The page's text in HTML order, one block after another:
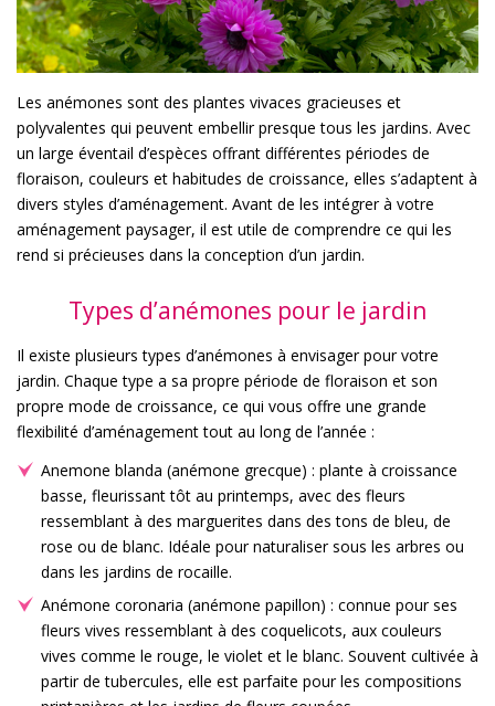
Les anémones sont des plantes vivaces gracieuses et
polyvalentes qui peuvent embellir presque tous les jardins. Avec
un large éventail d’espèces offrant différentes périodes de
floraison, couleurs et habitudes de croissance, elles s’adaptent à
divers styles d’aménagement. Avant de les intégrer à votre
aménagement paysager, il est utile de comprendre ce qui les
rend si précieuses dans la conception d’un jardin.
Types d’anémones pour le jardin
Il existe plusieurs types d’anémones à envisager pour votre
jardin. Chaque type a sa propre période de floraison et son
propre mode de croissance, ce qui vous offre une grande
flexibilité d’aménagement tout au long de l’année :
Anemone blanda (anémone grecque) : plante à croissance
basse, fleurissant tôt au printemps, avec des fleurs
ressemblant à des marguerites dans des tons de bleu, de
rose ou de blanc. Idéale pour naturaliser sous les arbres ou
dans les jardins de rocaille.
Anémone coronaria (anémone papillon) : connue pour ses
fleurs vives ressemblant à des coquelicots, aux couleurs
vives comme le rouge, le violet et le blanc. Souvent cultivée à
partir de tubercules, elle est parfaite pour les compositions